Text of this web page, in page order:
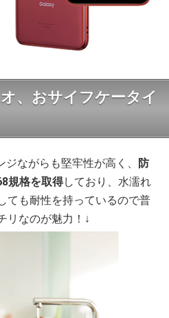
、おサイフケータイ
ながらも堅牢性が高く、 防
規格を取得しており、水濡れ
ても耐性を持っているので普
リなのが魅力！↓